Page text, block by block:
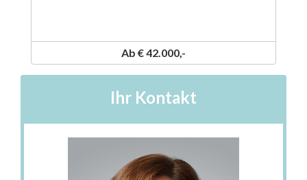
Ab € 42.000,-
Ihr Kontakt